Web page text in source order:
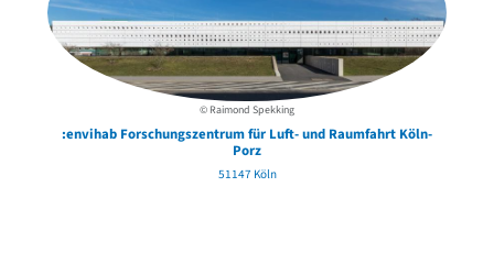
© Raimond Spekking
:envihab Forschungszentrum für Luft- und Raumfahrt Köln-
Porz
51147 Köln